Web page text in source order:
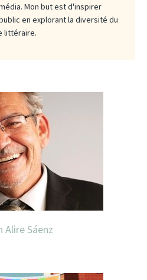
Mon but est d'inspirer
en explorant la diversité du
littéraire.
Alire Sáenz